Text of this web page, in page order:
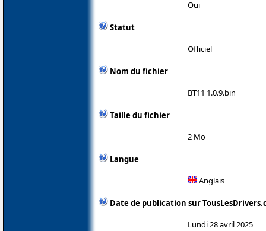
Oui
Statut
Officiel
Nom du fichier
BT11 1.0.9.bin
Taille du fichier
2 Mo
Langue
Anglais
Date de publication sur
Lundi 28 avril 2025